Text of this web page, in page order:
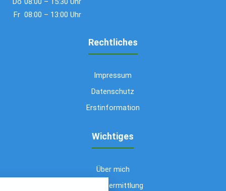
Fr 08:00 – 13:00 Uhr
Rechtliches
Impressum
Datenschutz
Erstinformation
Wichtiges
Über mich
Bedarfsermittlung